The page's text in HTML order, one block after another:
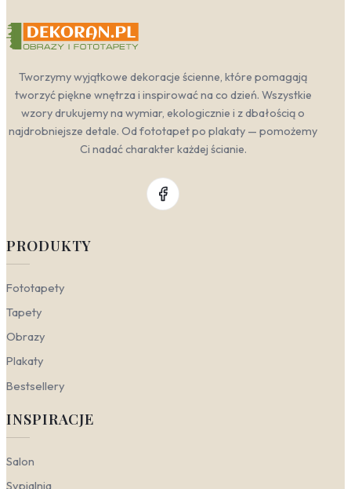
Tworzymy wyjątkowe dekoracje ścienne, które pomagają
tworzyć piękne wnętrza i inspirować na co dzień. Wszystkie
wzory drukujemy na wymiar, ekologicznie i z dbałością o
najdrobniejsze detale. Od fototapet po plakaty — pomożemy
Ci nadać charakter każdej ścianie.
PRODUKTY
Fototapety
Tapety
Obrazy
Plakaty
Bestsellery
INSPIRACJE
Salon
Sypialnia